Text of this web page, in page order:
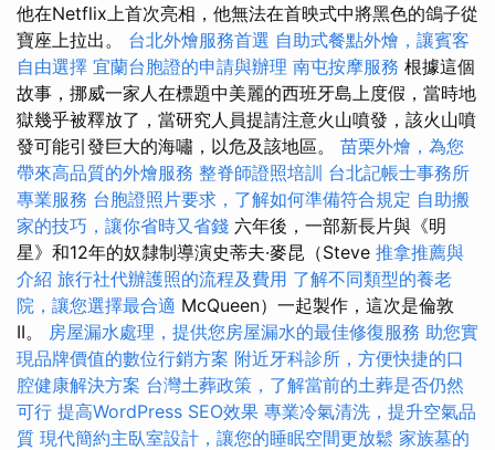
他在Netflix上首次亮相，他無法在首映式中將黑色的鴿子從
寶座上拉出。 台北外燴服務首選 自助式餐點外燴，讓賓客
自由選擇 宜蘭台胞證的申請與辦理 南屯按摩服務 根據這個
故事，挪威一家人在標題中美麗的西班牙島上度假，當時地
獄幾乎被釋放了，當研究人員提請注意火山噴發，該火山噴
發可能引發巨大的海嘯，以危及該地區。 苗栗外燴，為您
帶來高品質的外燴服務 整脊師證照培訓 台北記帳士事務所
專業服務 台胞證照片要求，了解如何準備符合規定 自助搬
家的技巧，讓你省時又省錢 六年後，一部新長片與《明
星》和12年的奴隸制導演史蒂夫·麥昆（Steve 推拿推薦與
介紹 旅行社代辦護照的流程及費用 了解不同類型的養老
院，讓您選擇最合適 McQueen）一起製作，這次是倫敦
II。 房屋漏水處理，提供您房屋漏水的最佳修復服務 助您實
現品牌價值的數位行銷方案 附近牙科診所，方便快捷的口
腔健康解決方案 台灣土葬政策，了解當前的土葬是否仍然
可行 提高WordPress SEO效果 專業冷氣清洗，提升空氣品
質 現代簡約主臥室設計，讓您的睡眠空間更放鬆 家族墓的